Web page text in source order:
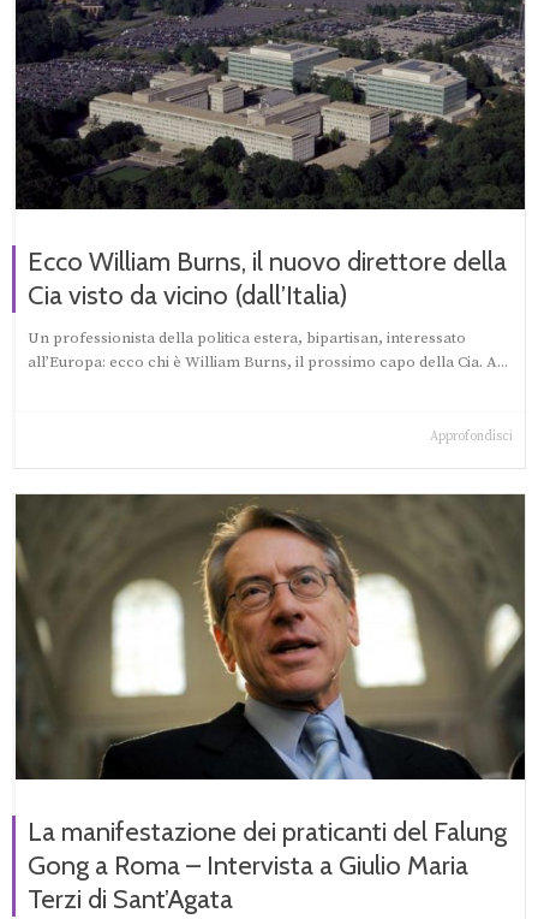
Ecco William Burns, il nuovo direttore della
Cia visto da vicino (dall’Italia)
Un professionista della politica estera, bipartisan, interessato
all’Europa: ecco chi è William Burns, il prossimo capo della Cia. A...
Approfondisci
La manifestazione dei praticanti del Falung
Gong a Roma – Intervista a Giulio Maria
Terzi di Sant’Agata